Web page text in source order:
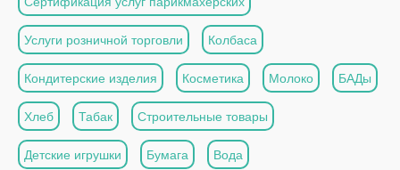
Услуги розничной торговли Колбаса
Кондитерские изделия Косметика Молоко БАДы
Хлеб Табак Строительные товары
Детские игрушки Бумага Вода